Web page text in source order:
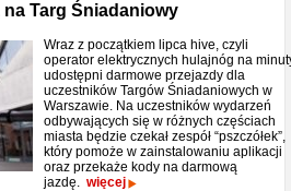
Targ Śniadaniowy
Wraz z początkiem lipca hive, czyli
operator elektrycznych hulajnóg na
udostępni darmowe przejazdy dla
uczestników Targów Śniadaniowych w
Warszawie. Na uczestników wydarzeń
odbywających się w różnych częściach
miasta będzie czekał zespół “pszczółek”,
który pomoże w zainstalowaniu aplikacji
oraz przekaże kody na darmową
jazdę. więcej